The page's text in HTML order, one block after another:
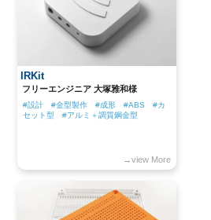
IRKit
フリーエンジニア 大塚雅和様
#設計 #金型製作 #成形 #ABS #カ
セット型 #アルミ＋調質鋼金型
→view More